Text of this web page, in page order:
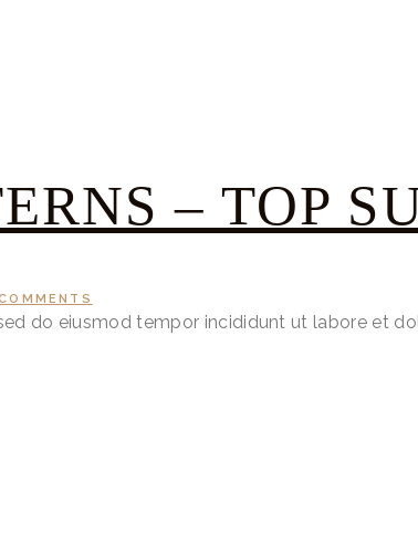
– TOP
do eiusmod tempor incididunt ut labore et